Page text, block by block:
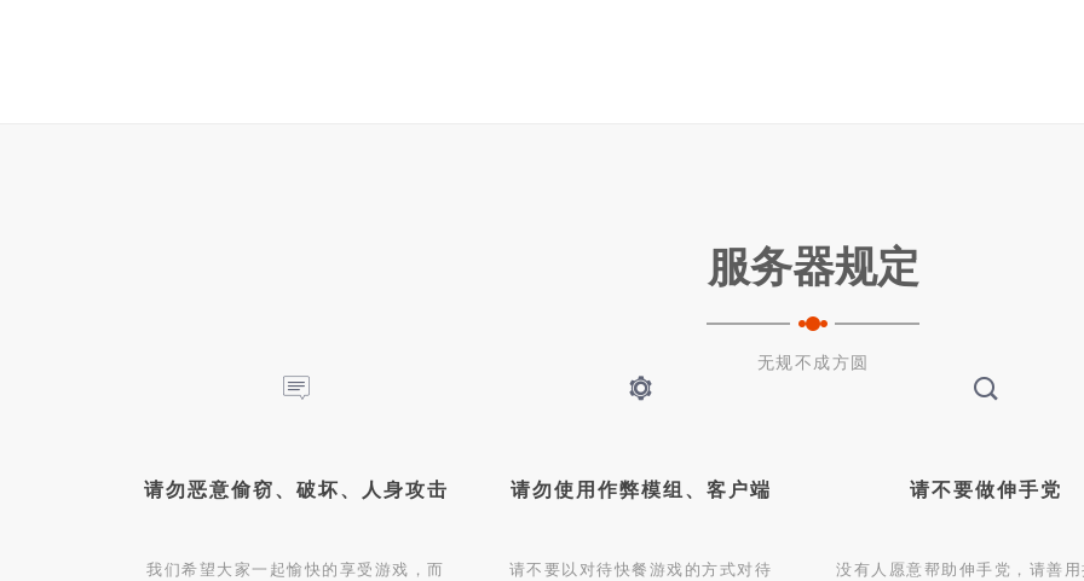
服务器规定
无规不成方圆
请勿恶意偷窃、破坏、人身攻击
我们希望大家一起愉快的享受游戏，而
请勿使用作弊模组、客户端
请不要以对待快餐游戏的方式对待
请不要做伸手党
没有人愿意帮助伸手党，请善